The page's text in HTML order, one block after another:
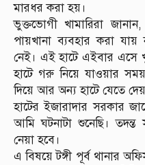
মারধর করা হয়।
ভুক্তভোগী খামারিরা
পায়খানা ব্যবহার করা যায়
নেই। এই হাটে এইবার
হাটে গরু নিয়ে যাওয়ার
দিয়ে আর অন্য হাটে যেতে
হাটের ইজারাদার সরকার
আমি ঘটনাটা শুনেছি। তদন্ত
নেয়া হবে।
এ বিষয়ে টঙ্গী পূর্ব থানার